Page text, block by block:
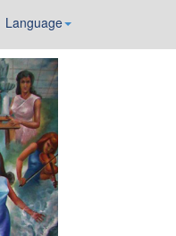
Language